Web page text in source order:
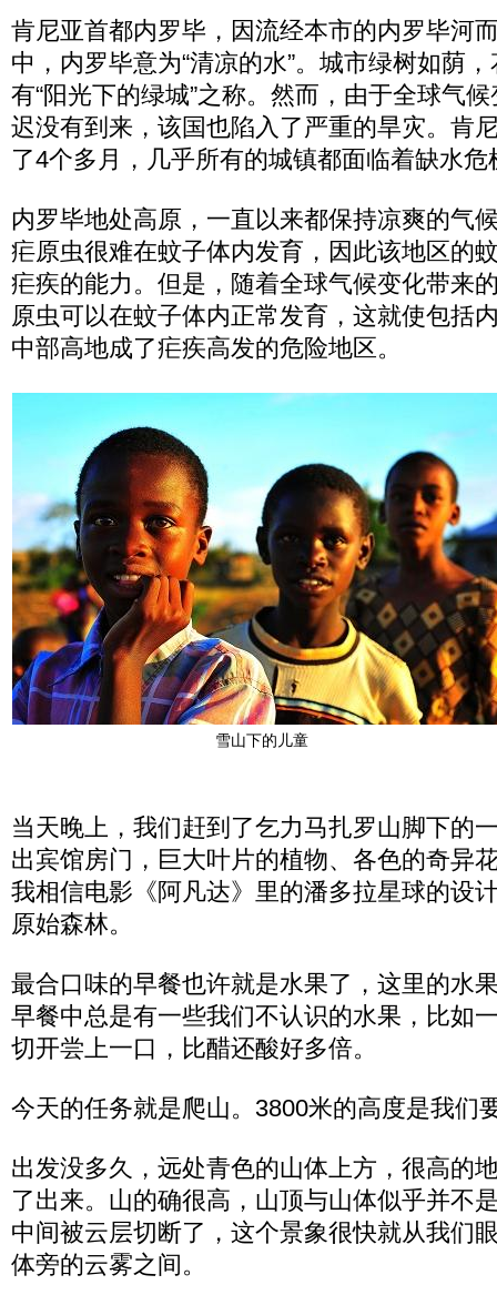
肯尼亚首都内罗毕，因流经本市的内罗毕河
中，内罗毕意为“清凉的水”。城市绿树如荫
有“阳光下的绿城”之称。然而，由于全球气
迟没有到来，该国也陷入了严重的旱灾。肯
了4个多月，几乎所有的城镇都面临着缺水危
内罗毕地处高原，一直以来都保持凉爽的气
疟原虫很难在蚊子体内发育，因此该地区的
疟疾的能力。但是，随着全球气候变化带来
原虫可以在蚊子体内正常发育，这就使包括
中部高地成了疟疾高发的危险地区。
雪山下的儿童
当天晚上，我们赶到了乞力马扎罗山脚下的
出宾馆房门，巨大叶片的植物、各色的奇异
我相信电影《阿凡达》里的潘多拉星球的设
原始森林。
最合口味的早餐也许就是水果了，这里的水
早餐中总是有一些我们不认识的水果，比如
切开尝上一口，比醋还酸好多倍。
今天的任务就是爬山。3800米的高度是我们
出发没多久，远处青色的山体上方，很高的
了出来。山的确很高，山顶与山体似乎并不
中间被云层切断了，这个景象很快就从我们
体旁的云雾之间。